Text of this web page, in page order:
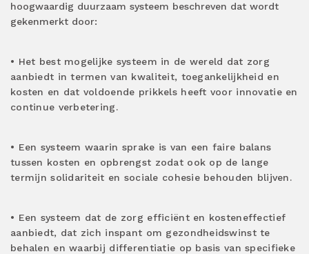
hoogwaardig duurzaam systeem beschreven dat wordt
gekenmerkt door:
• Het best mogelijke systeem in de wereld dat zorg
aanbiedt in termen van kwaliteit, toegankelijkheid en
kosten en dat voldoende prikkels heeft voor innovatie en
continue verbetering.
• Een systeem waarin sprake is van een faire balans
tussen kosten en opbrengst zodat ook op de lange
termijn solidariteit en sociale cohesie behouden blijven.
• Een systeem dat de zorg efficiënt en kosteneffectief
aanbiedt, dat zich inspant om gezondheidswinst te
behalen en waarbij differentiatie op basis van specifieke